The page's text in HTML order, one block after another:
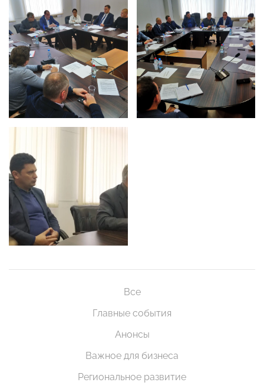
Все
Главные события
Анонсы
Важное для бизнеса
Региональное развитие